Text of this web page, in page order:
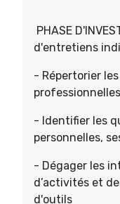
PHASE
d'entretiens
- Répertorier
- Identifier les
personnelles,
- Dégager les
d’activités et